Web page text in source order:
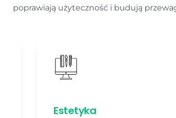
poprawiają użyteczność i budują
Estetyka